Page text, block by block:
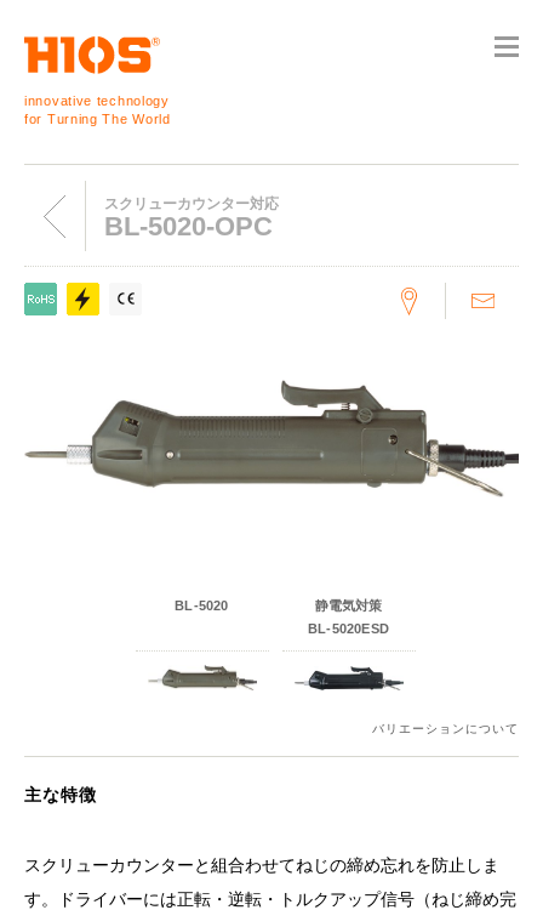
innovative technology
for Turning The World
スクリューカウンター対応
BL-5020-OPC
バリエーションについて
BL-5020
静電気対策
BL-5020ESD
主な特徴
スクリューカウンターと組合わせてねじの締め忘れを防止しま
す。ドライバーには正転・逆転・トルクアップ信号（ねじ締め完